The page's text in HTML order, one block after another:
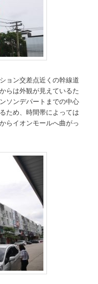
ョン交差点近くの幹線道
らは外観が見えているた
ソンデパートまでの中心
ため、時間帯によっては
らイオンモールへ曲がっ